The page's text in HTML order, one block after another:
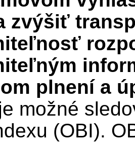
zvýšiť
plnení a
možné
(OBI).